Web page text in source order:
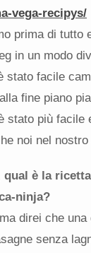
vega-recipys/
prima di tutto
in un modo
stato facile
fine piano
stato più facile
noi nel
qual è la
ninja?
direi che
senza